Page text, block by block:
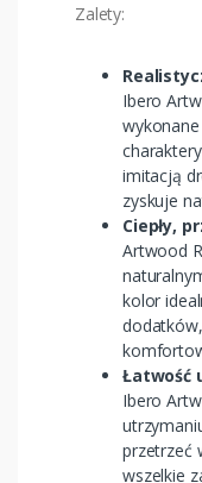
Zalety:
Ibero
imitacją
zyskuje
Ciepły,
Artwood
kolor
Łatwość
Ibero
przetrzeć
wszelkie